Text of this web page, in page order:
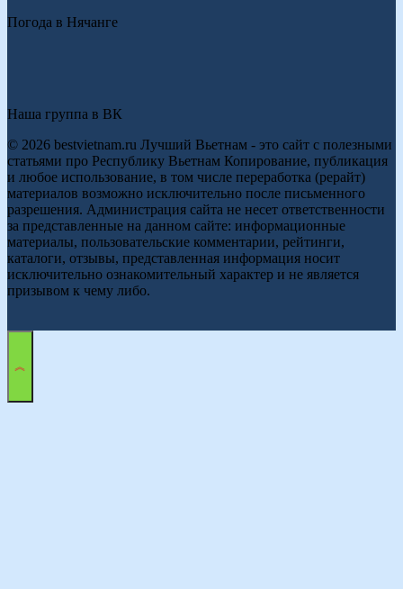
Погода в Нячанге
Наша группа в ВК
© 2026 bestvietnam.ru Лучший Вьетнам - это сайт с полезными
статьями про Республику Вьетнам Копирование, публикация
и любое использование, в том числе переработка (рерайт)
материалов возможно исключительно после письменного
разрешения. Администрация сайта не несет ответственности
за представленные на данном сайте: информационные
материалы, пользовательские комментарии, рейтинги,
каталоги, отзывы, представленная информация носит
исключительно ознакомительный характер и не является
призывом к чему либо.